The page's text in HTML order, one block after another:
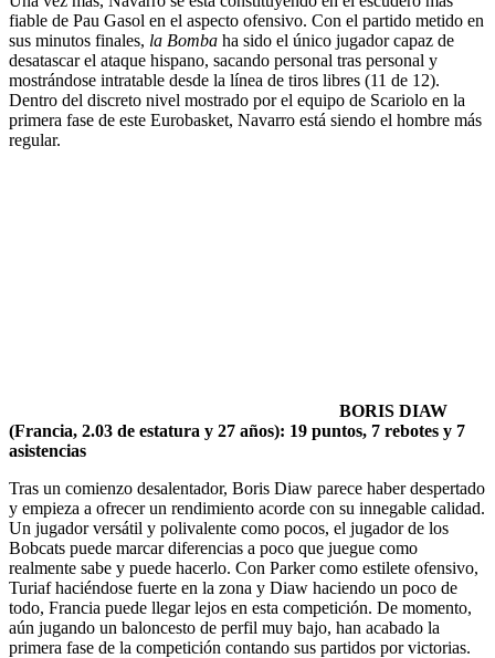
fiable de Pau Gasol en el aspecto ofensivo. Con el partido metido en
sus minutos finales, la Bomba ha sido el único jugador capaz de
desatascar el ataque hispano, sacando personal tras personal y
mostrándose intratable desde la línea de tiros libres (11 de 12).
Dentro del discreto nivel mostrado por el equipo de Scariolo en la
primera fase de este Eurobasket, Navarro está siendo el hombre más
regular.
BORIS DIAW
(Francia, 2.03 de estatura y 27 años): 19 puntos, 7 rebotes y 7
asistencias
Tras un comienzo desalentador, Boris Diaw parece haber despertado
y empieza a ofrecer un rendimiento acorde con su innegable calidad.
Un jugador versátil y polivalente como pocos, el jugador de los
Bobcats puede marcar diferencias a poco que juegue como
realmente sabe y puede hacerlo. Con Parker como estilete ofensivo,
Turiaf haciéndose fuerte en la zona y Diaw haciendo un poco de
todo, Francia puede llegar lejos en esta competición. De momento,
aún jugando un baloncesto de perfil muy bajo, han acabado la
primera fase de la competición contando sus partidos por victorias.